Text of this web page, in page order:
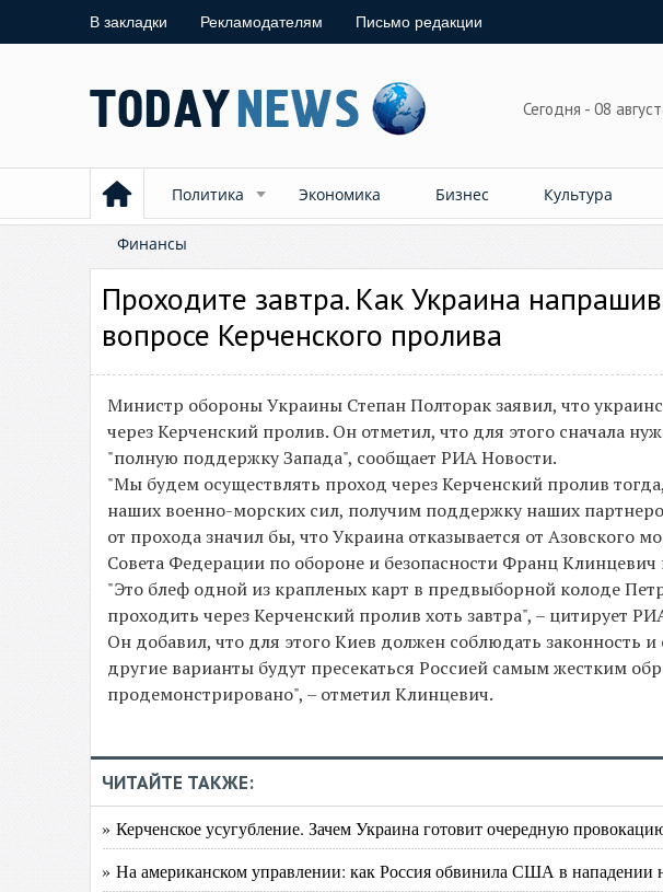
В закладки Рекламодателям Письмо редакции
Сегодня - 08
Политика Экономика Бизнес Культура
Финансы
Проходите завтра. Как Украина
вопросе Керченского пролива
Министр обороны Украины Степан Полторак заявил, что
через Керченский пролив. Он отметил, что для этого сначала
"полную поддержку Запада", сообщает РИА Новости.
"Мы будем осуществлять проход через Керченский пролив
наших военно-морских сил, получим поддержку наших
от прохода значил бы, что Украина отказывается от Азовского
Совета Федерации по обороне и безопасности Франц Клинцевич
"Это блеф одной из крапленых карт в предвыборной колоде
проходить через Керченский пролив хоть завтра", – цитирует
Он добавил, что для этого Киев должен соблюдать законность
другие варианты будут пресекаться Россией самым жестким
продемонстрировано", – отметил Клинцевич.
ЧИТАЙТЕ ТАКЖЕ:
» Керченское усугубление. Зачем Украина готовит очередную
» На американском управлении: как Россия обвинила США в